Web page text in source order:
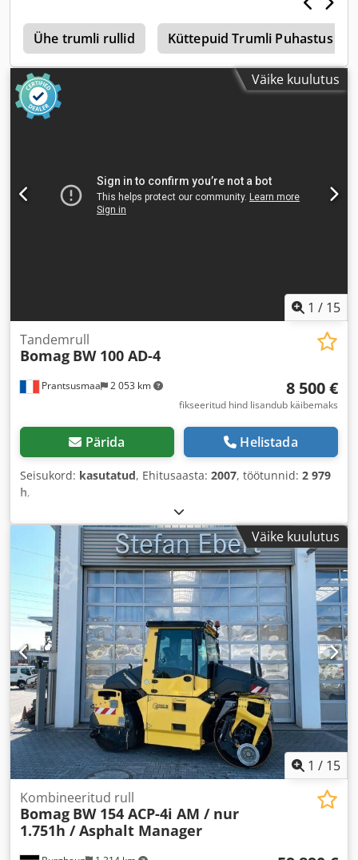
Ühe trumli rullid Küttepuid Trumli Puhastus
Väike kuulutus
1 / 15
Prantsusmaa 2 053 km
Tandemrull
Bomag BW 100 AD-4
8 500 €
fikseeritud hind lisandub käibemaks
Pärida Helistada
Seisukord: kasutatud, Ehitusaasta: 2007, töötunnid: 2 979
h,
Väike kuulutus
1 / 15
Kombineeritud rull
Bomag BW 154 ACP-4i AM / nur
1.751h / Asphalt Manager